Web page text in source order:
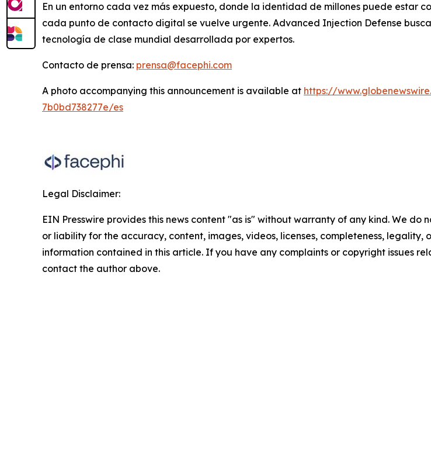
En un entorno cada vez más expuesto, donde la identidad de millones puede
cada punto de contacto digital se vuelve urgente. Advanced Injection Defense
tecnología de clase mundial desarrollada por expertos.
Contacto de prensa: prensa@facephi.com
A photo accompanying this announcement is available at https://
7b0bd738277e/es
Legal Disclaimer:
EIN Presswire provides this news content "as is" without warranty of any kind. We do
or liability for the accuracy, content, images, videos, licenses, completeness, legality,
information contained in this article. If you have any complaints or copyright issues
contact the author above.